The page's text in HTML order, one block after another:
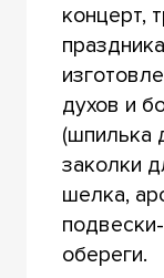
концерт,
духов и
(шпилька
заколки
шелка,
обереги.